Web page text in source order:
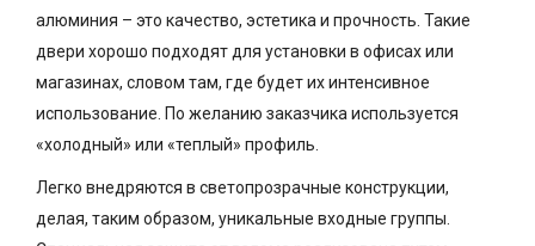
алюминия – это качество, эстетика и прочность. Такие
двери хорошо подходят для установки в офисах или
магазинах, словом там, где будет их интенсивное
использование. По желанию заказчика используется
«холодный» или «теплый» профиль.
Легко внедряются в светопрозрачные конструкции,
делая, таким образом, уникальные входные группы.